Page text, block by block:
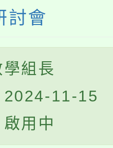
討會
組長
2024-11-15
用中